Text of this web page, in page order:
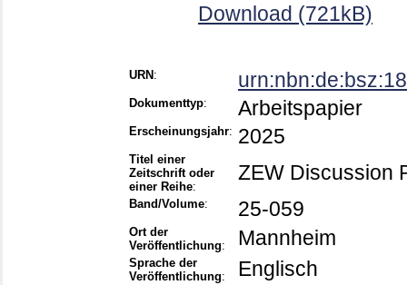
Download (721kB)
URN :
Dokumenttyp: Arbeitspapier
Erscheinungsjahr: 2025
Titel einer
Zeitschrift oder
einer Reihe:
ZEW Discussion
Band/Volume: 25-059
Ort der
Veröffentlichung: Mannheim
Sprache der
Veröffentlichung: Englisch